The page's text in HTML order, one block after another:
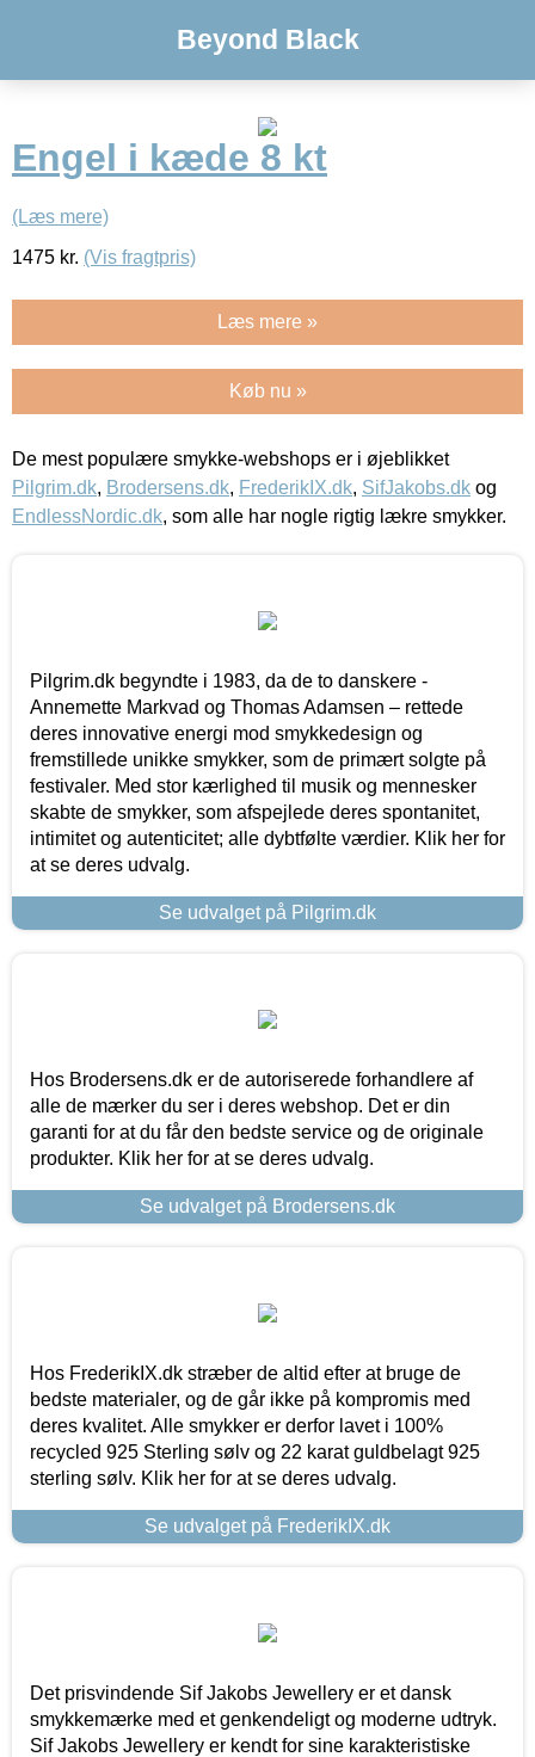
Beyond Black
Engel i kæde 8 kt
(Læs mere)
1475 kr. (Vis fragtpris)
Læs mere »
Køb nu »
De mest populære smykke-webshops er i øjeblikket
Pilgrim.dk, Brodersens.dk, FrederikIX.dk, SifJakobs.dk og
EndlessNordic.dk, som alle har nogle rigtig lækre smykker.
Pilgrim.dk begyndte i 1983, da de to danskere -
Annemette Markvad og Thomas Adamsen – rettede
deres innovative energi mod smykkedesign og
fremstillede unikke smykker, som de primært solgte på
festivaler. Med stor kærlighed til musik og mennesker
skabte de smykker, som afspejlede deres spontanitet,
intimitet og autenticitet; alle dybtfølte værdier. Klik her for
at se deres udvalg.
Se udvalget på Pilgrim.dk
Hos Brodersens.dk er de autoriserede forhandlere af
alle de mærker du ser i deres webshop. Det er din
garanti for at du får den bedste service og de originale
produkter. Klik her for at se deres udvalg.
Se udvalget på Brodersens.dk
Hos FrederikIX.dk stræber de altid efter at bruge de
bedste materialer, og de går ikke på kompromis med
deres kvalitet. Alle smykker er derfor lavet i 100%
recycled 925 Sterling sølv og 22 karat guldbelagt 925
sterling sølv. Klik her for at se deres udvalg.
Se udvalget på FrederikIX.dk
Det prisvindende Sif Jakobs Jewellery er et dansk
smykkemærke med et genkendeligt og moderne udtryk.
Sif Jakobs Jewellery er kendt for sine karakteristiske